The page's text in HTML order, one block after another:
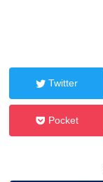
Twitter
Pocket